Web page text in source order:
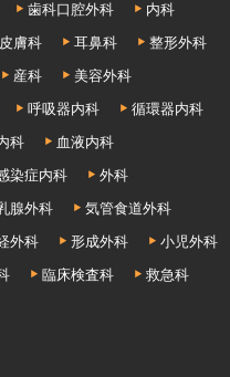
歯科口腔外科
内科
皮膚科 耳鼻科
整形外科
産科
美容外科
呼吸器内科
循環器内科
科
血液内科
染症内科
外科
腺外科
気管食道外科
外科 形成外科
小児外科
臨床検査科
救急科